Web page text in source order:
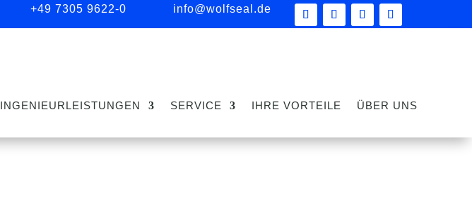
+49 7305 9622-0 info@wolfseal.de
INGENIEURLEISTUNGEN SERVICE IHRE VORTEILE ÜBER UNS